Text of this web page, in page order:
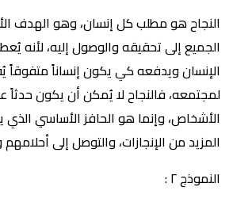
النجاح هو مطلب كل إنسان، وهو الهدف
الجميع إلى تحقيقه والوصول إليه، لأنه
الإنسان ويدفعه كي يكون إنساناً
لمجتمعه، فالنجاح لا يُمكن أن يكون حدثاً
الأشخاص، وإنما هو الحافز الأساسي
المزيد من الإنجازات، والتوصل إلى أحلامهم
النموذج ٢ :